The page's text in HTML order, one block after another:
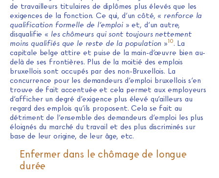
de travailleurs titulaires de diplômes plus élevés que les
exigences de la fonction. Ce qui, d’un côté, « renforce la
qualification formelle de l’emploi » et, d’un autre,
disqualifie « les chômeurs qui sont toujours nettement
moins qualifiés que le reste de la population »10. La
capitale belge attire et puise de la main-d’œuvre bien au-
delà de ses frontières. Plus de la moitié des emplois
bruxellois sont occupés par des non-Bruxellois. La
concurrence pour les demandeurs d’emploi bruxellois s’en
trouve de fait accentuée et cela permet aux employeurs
d’afficher un degré d’exigence plus élevé qu’ailleurs au
regard des emplois qu’ils proposent. Cela se fait au
détriment de l’ensemble des demandeurs d’emploi les plus
éloignés du marché du travail et des plus discriminés sur
base de leur origine, de leur âge, etc.
Enfermer dans le chômage de longue
durée